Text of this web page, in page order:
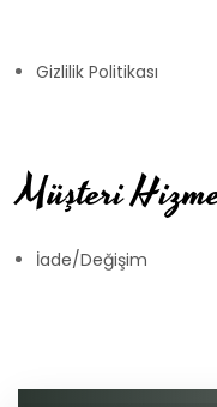
Gizlilik Politikası
Müşteri
İade/Değişim